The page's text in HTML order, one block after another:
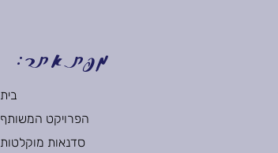
מפת אתר:
בית
הפרויקט המשותף
סדנאות מוקלטות